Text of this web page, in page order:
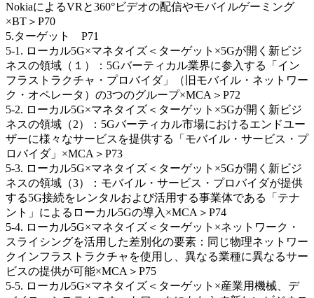
NokiaによるVRと360°ビデオの配信やモバイルゲーミング
×BT＞P70
5.ターゲット P71
5-1. ローカル5G×マネタイズ＜ターゲット×5Gが開く新ビジ
ネスの領域（１）：5Gバーティカル業界に参入する「イン
フラストラクチャ・プロバイダ」（旧モバイル・ネットワー
ク・オペレータ）の3つのグループ×MCA＞P72
5-2. ローカル5G×マネタイズ＜ターゲット×5Gが開く新ビジ
ネスの領域（2）：5Gバーティカル市場におけるエンドユー
ザーに様々なサービスを提供する「モバイル・サービス・プ
ロバイダ」×MCA＞P73
5-3. ローカル5G×マネタイズ＜ターゲット×5Gが開く新ビジ
ネスの領域（3）：モバイル・サービス・プロバイダが提供
する5G接続をレンタルおよび活用する事業体である「テナ
ント」によるローカル5Gの導入×MCA＞P74
5-4. ローカル5G×マネタイズ＜ターゲット×ネットワーク・
スライシングを活用した差別化の要素：同じ物理ネットワー
クインフラストラクチャを使用し、異なる業種に異なるサー
ビスの提供が可能×MCA＞P75
5-5. ローカル5G×マネタイズ＜ターゲット×産業用機械、デ